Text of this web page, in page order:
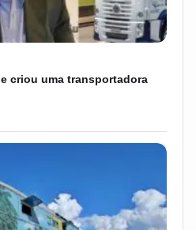
criou uma transportadora